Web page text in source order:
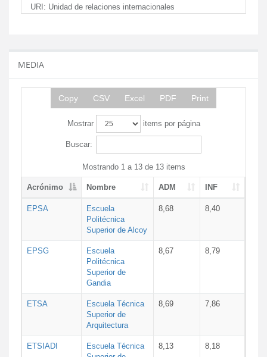
URI: Unidad de relaciones internacionales
MEDIA
Copy CSV Excel PDF Print
Mostrar items por página
Buscar:
Mostrando 1 a 13 de 13 items
Acrónimo Nombre ADM INF
EPSA
Escuela
Politécnica
Superior de Alcoy
8,68 8,40
EPSG
Escuela
Politécnica
Superior de
Gandia
8,67 8,79
ETSA
Escuela Técnica
Superior de
Arquitectura
8,69 7,86
ETSIADI
Escuela Técnica
8,13 8,18